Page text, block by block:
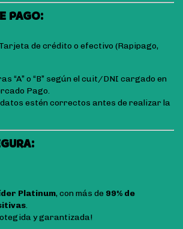
PAGO:
de crédito o efectivo (Rapipago,
“A” o “B” según el cuit/DNI cargado en
Pago.
estén correctos antes de realizar la
Platinum, con más de 99% de
.
y garantizada!